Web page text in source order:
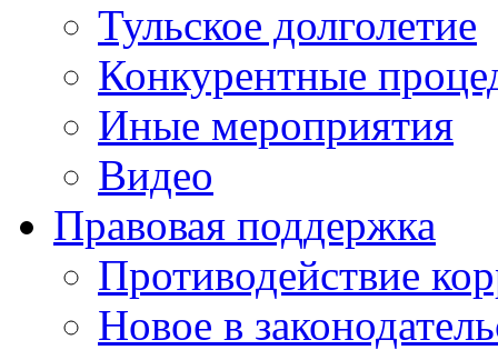
Тульское долголетие
Конкурентные
Иные мероприятия
Видео
Правовая поддержка
Противодействие
Новое в